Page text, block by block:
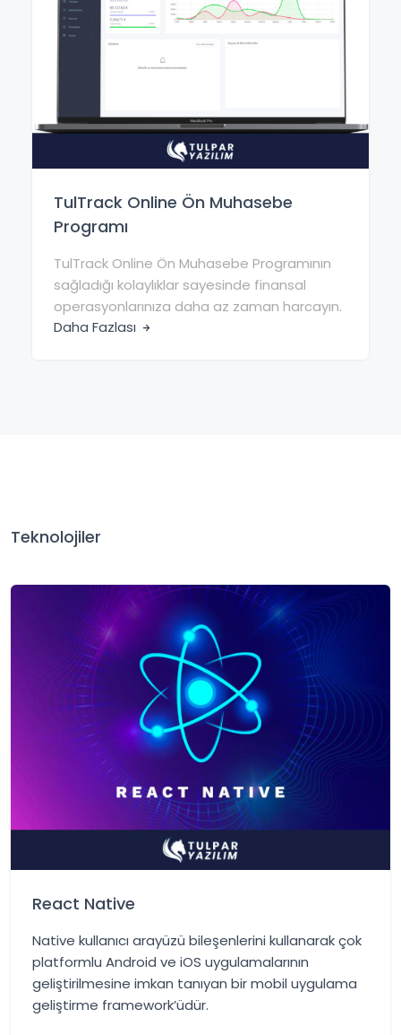
TulTrack Online Ön Muhasebe
Programı
TulTrack Online Ön Muhasebe Programının
sağladığı kolaylıklar sayesinde finansal
operasyonlarınıza daha az zaman harcayın.
Daha Fazlası
Teknolojiler
React Native
Native kullanıcı arayüzü bileşenlerini kullanarak çok
platformlu Android ve iOS uygulamalarının
geliştirilmesine imkan tanıyan bir mobil uygulama
geliştirme framework’üdür.